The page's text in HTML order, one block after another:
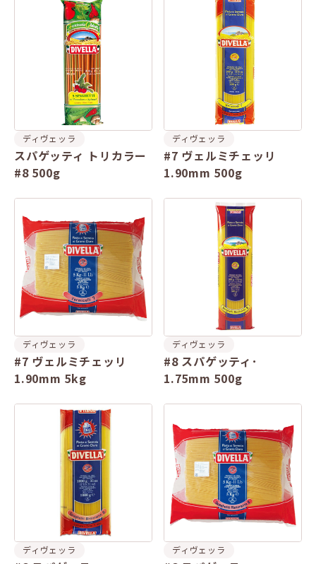
ディヴェッラ
スパゲッティ トリカラー
#8 500g
ディヴェッラ
#7 ヴェルミチェッリ
1.90mm 500g
ディヴェッラ
#7 ヴェルミチェッリ
1.90mm 5kg
ディヴェッラ
#8 スパゲッティ･
1.75mm 500g
ディヴェッラ ディヴェッラ